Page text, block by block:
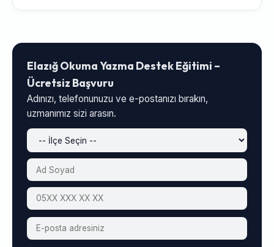
Elazığ Okuma Yazma Destek Eğitimi –
Ücretsiz Başvuru
Adınızı, telefonunuzu ve e-postanızı bırakın,
uzmanımız sizi arasın.